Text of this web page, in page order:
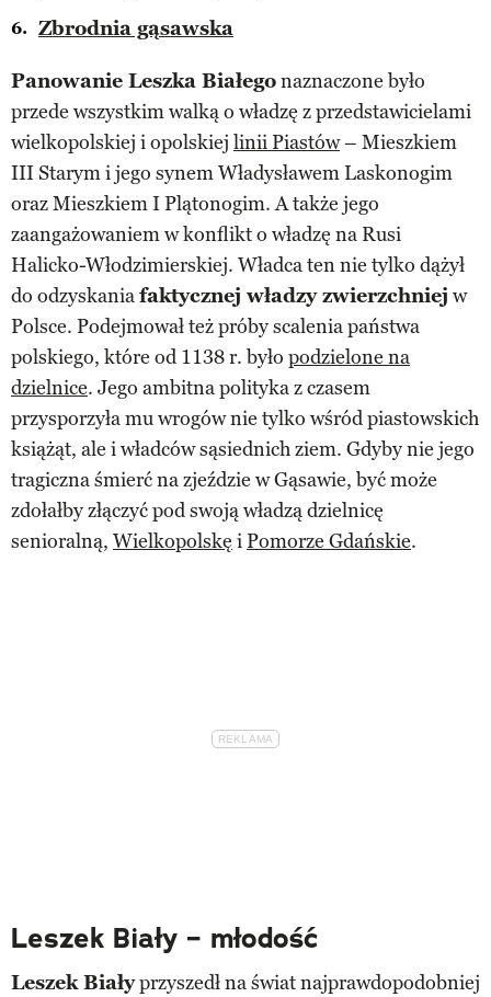
Zbrodnia gąsawska
Panowanie Leszka Białegonaznaczone było
przede wszystkim walką o władzę z przedstawicielami
wielkopolskiej i opolskiej linii Piastów– Mieszkiem
III Starym i jego synem Władysławem Laskonogim
oraz Mieszkiem I Plątonogim. A także jego
zaangażowaniem w konflikt o władzę na Rusi
Halicko-Włodzimierskiej. Władca ten nie tylko dążył
do odzyskaniafaktycznej władzy zwierzchniej w
Polsce. Podejmował też próby scalenia państwa
polskiego, które od 1138 r. było podzielone na
dzielnice. Jego ambitna polityka z czasem
przysporzyła mu wrogów nie tylko wśród piastowskich
książąt, ale i władców sąsiednich ziem. Gdyby nie jego
tragiczna śmierć na zjeździe w Gąsawie, być może
zdołałby złączyć pod swoją władzą dzielnicę
senioralną, Wielkopolskę iPomorze Gdańskie.
Leszek Biały – młodość
Leszek Białyprzyszedł na świat najprawdopodobniej